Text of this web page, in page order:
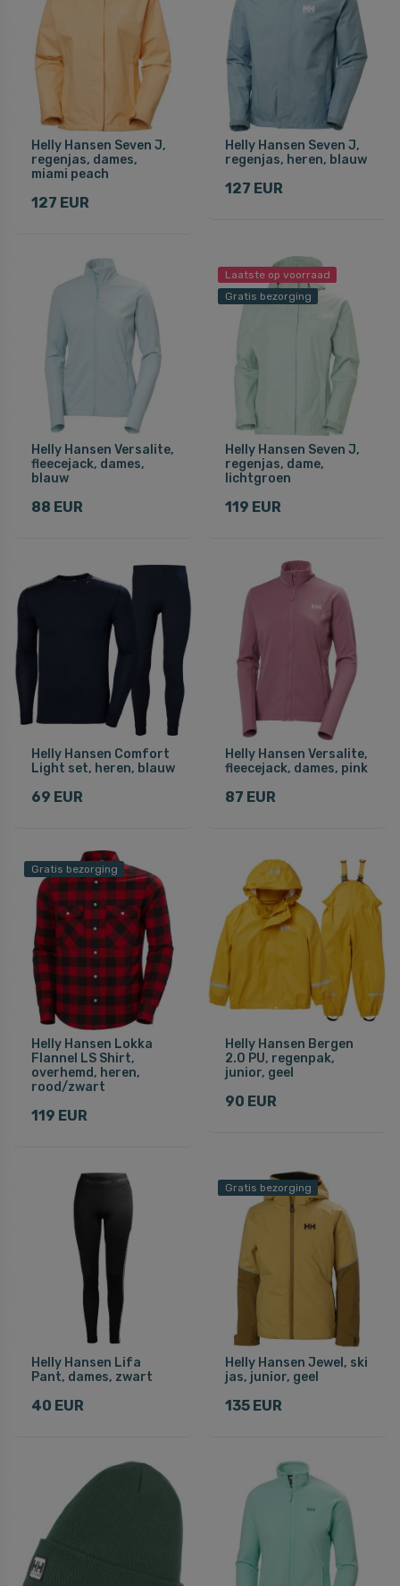
Helly Hansen Seven J,
regenjas, dames,
miami peach
127 EUR
Helly Hansen Seven J,
regenjas, heren, blauw
127 EUR
Helly Hansen Versalite,
fleecejack, dames,
blauw
88 EUR
Laatste op voorraad
Gratis bezorging
Helly Hansen Seven J,
regenjas, dame,
lichtgroen
119 EUR
Helly Hansen Comfort
Light set, heren, blauw
69 EUR
Helly Hansen Versalite,
fleecejack, dames, pink
87 EUR
Gratis bezorging
Helly Hansen Lokka
Flannel LS Shirt,
overhemd, heren,
rood/zwart
119 EUR
Helly Hansen Bergen
2.0 PU, regenpak,
junior, geel
90 EUR
Helly Hansen Lifa
Pant, dames, zwart
40 EUR
Gratis bezorging
Helly Hansen Jewel, ski
jas, junior, geel
135 EUR